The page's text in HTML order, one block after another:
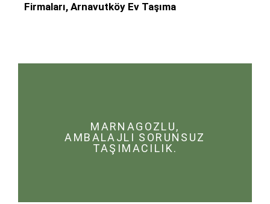
Firmaları, Arnavutköy Ev Taşıma
MARNAGOZLU,
AMBALAJLI SORUNSUZ
TAŞIMACILIK.